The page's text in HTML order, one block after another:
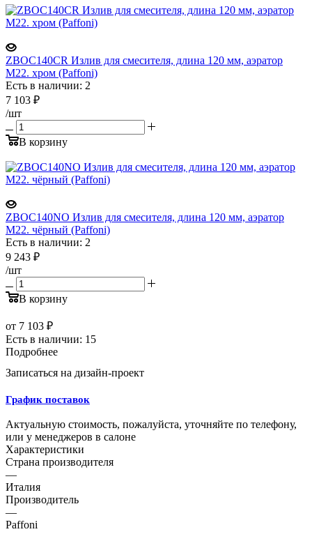
ZBOC140CR Излив для смесителя, длина 120 мм, аэратор
М22. хром (Paffoni)
Есть в наличии: 2
7 103 ₽
/шт
В корзину
ZBOC140NO Излив для смесителя, длина 120 мм, аэратор
М22. чёрный (Paffoni)
Есть в наличии: 2
9 243 ₽
/шт
В корзину
от 7 103 ₽
Есть в наличии: 15
Подробнее
Записаться на дизайн-проект
График поставок
Актуальную стоимость, пожалуйста, уточняйте по телефону,
или у менеджеров в салоне
Характеристики
Страна производителя
—
Италия
Производитель
—
Paffoni